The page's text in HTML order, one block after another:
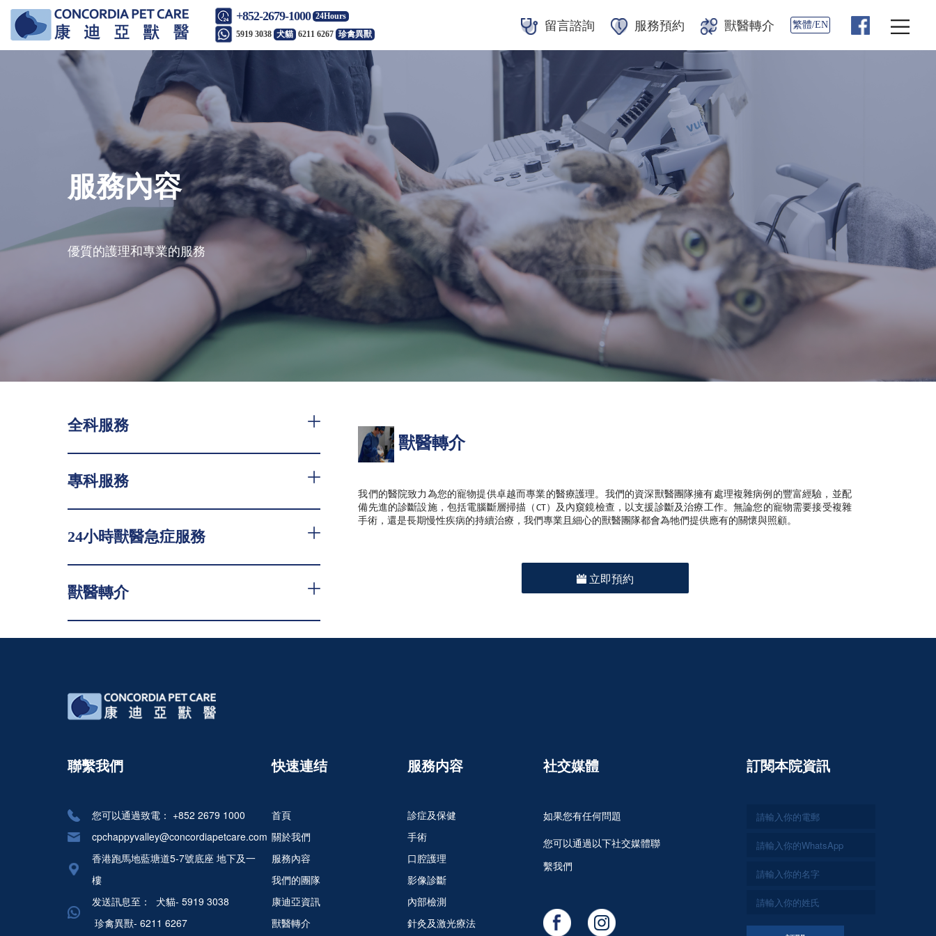
+852-2679-1000 24Hours
5919 3038 犬貓 6211 6267 珍禽異獸
留言諮詢 服務預約 獸醫轉介 繁體/EN
服務內容
優質的護理和專業的服務
全科服務
專科服務
24小時獸醫急症服務
獸醫轉介
獸醫轉介
我們的醫院致力為您的寵物提供卓越而專業的醫療護理。我們的資深獸醫團隊擁有處理複雜病例的豐富經驗，並配
備先進的診斷設施，包括電腦斷層掃描（ CT）及內窺鏡檢查，以支援診斷及治療工作。無論您的寵物需要接受複雜
手術，還是長期慢性疾病的持續治療，我們專業且細心的獸醫團隊都會為牠們提供應有的關懷與照顧。
立即預約
聯繫我們
您可以通過致電： +852 2679 1000
cpchappyvalley@concordiapetcare.com
香港跑馬地藍塘道5-7號底座 地下及一
樓
发送訊息至：
犬貓- 5919 3038
珍禽異獸- 6211 6267
快速連结
首頁
關於我們
服務內容
我們的團隊
康迪亞資訊
獸醫轉介
服務内容
診症及保健
手術
口腔護理
影像診斷
內部檢測
針灸及激光療法
社交媒體
如果您有任何問題
您可以通過以下社交媒體聯
繫我們
訂閱本院資訊